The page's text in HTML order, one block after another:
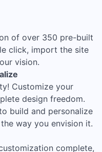
of over 350 pre-built
click, import the site
vision.
Customize your
design freedom.
build and personalize
way you envision it.
complete,